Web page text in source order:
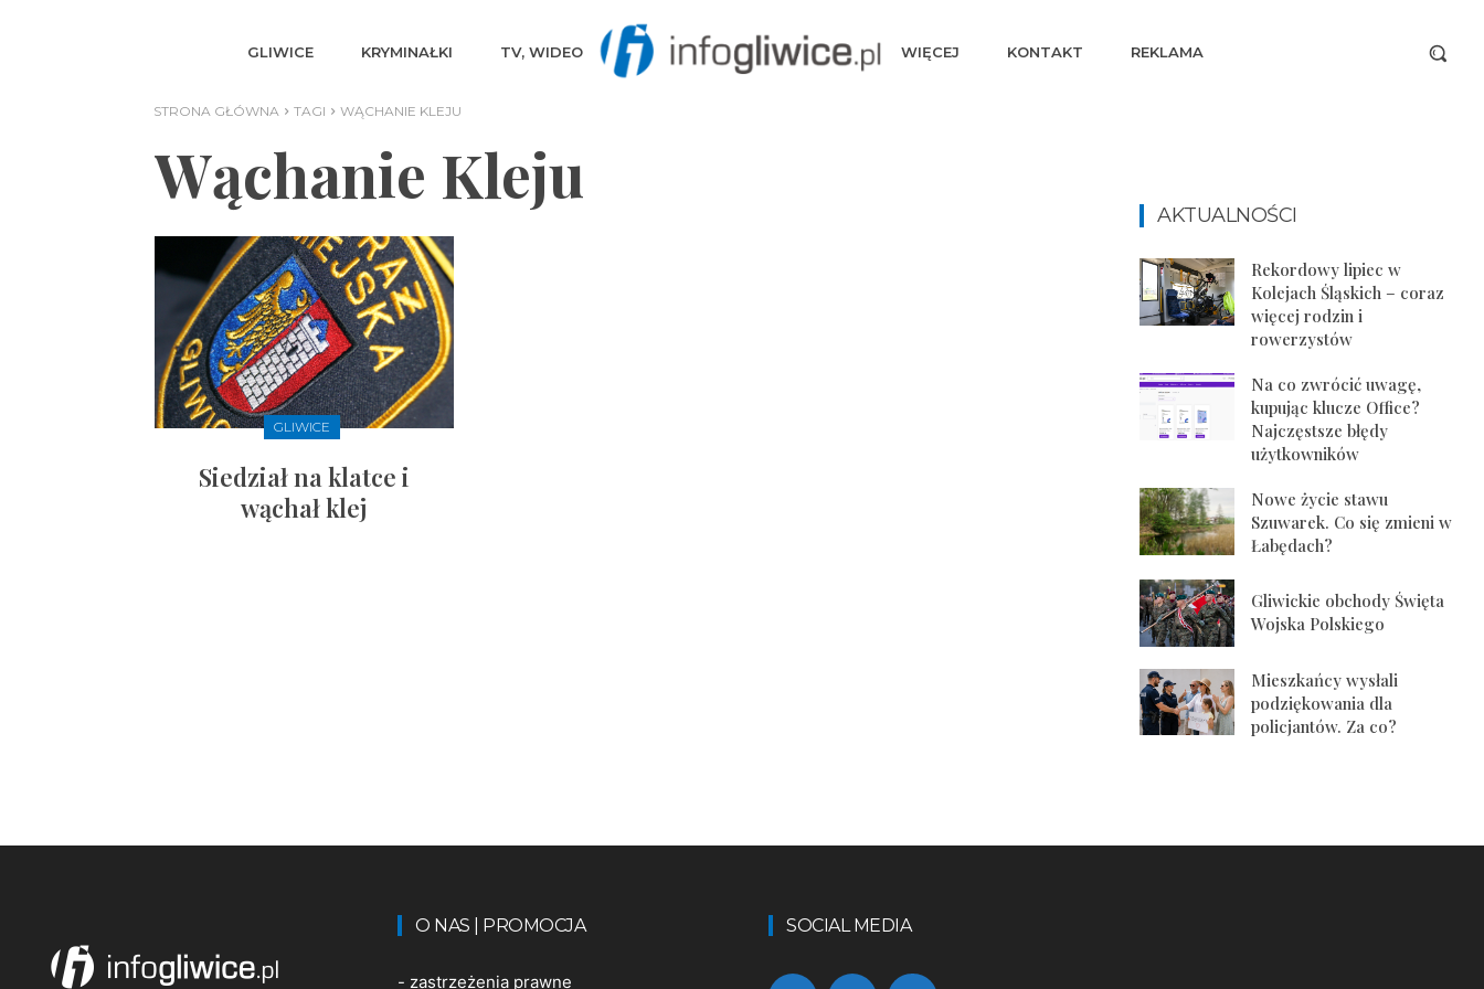
GLIWICE KRYMINAŁKI TV, WIDEO WIĘCEJ KONTAKT REKLAMA
STRONA GŁÓWNA TAGI WĄCHANIE KLEJU
Wąchanie Kleju
GLIWICE
Siedział na klatce i
wąchał klej
AKTUALNOŚCI
Rekordowy lipiec w
Kolejach Śląskich – coraz
więcej rodzin i
rowerzystów
Na co zwrócić uwagę,
kupując klucze Office?
Najczęstsze błędy
użytkowników
Nowe życie stawu
Szuwarek. Co się zmieni w
Łabędach?
Gliwickie obchody Święta
Wojska Polskiego
Mieszkańcy wysłali
podziękowania dla
policjantów. Za co?
O NAS | PROMOCJA
- zastrzeżenia prawne
SOCIAL MEDIA